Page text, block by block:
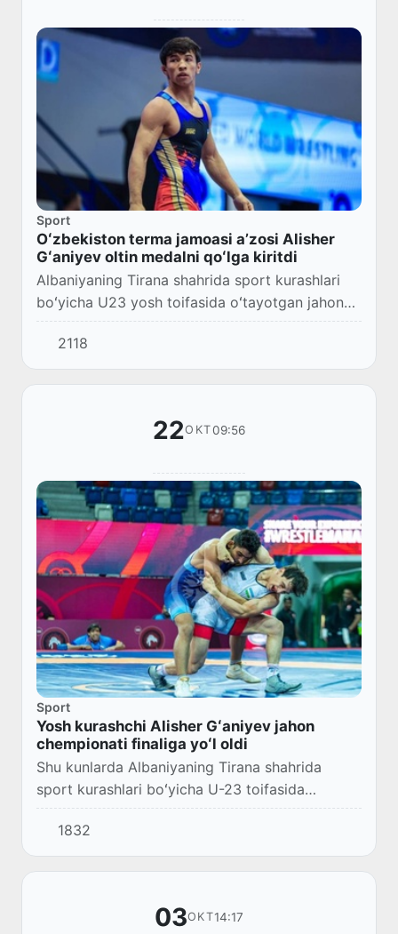
Sport
Oʻzbekiston terma jamoasi aʼzosi Alisher
Gʻaniyev oltin medalni qoʻlga kiritdi
Albaniyaning Tirana shahrida sport kurashlari
boʻyicha U23 yosh toifasida oʻtayotgan jahon
chempionatining ikkinchi kunida Oʻzbekiston
terma jamoasi aʼzosi Alisher Gʻaniyev oltin m...
2118
22OKT09:56
Sport
Yosh kurashchi Alisher Gʻaniyev jahon
chempionati finaliga yoʻl oldi
Shu kunlarda Albaniyaning Tirana shahrida
sport kurashlari boʻyicha U-23 toifasida
navbatdagi jahon chempionati bellashuvlari
boʻlib oʻtmoqda.
1832
03OKT14:17